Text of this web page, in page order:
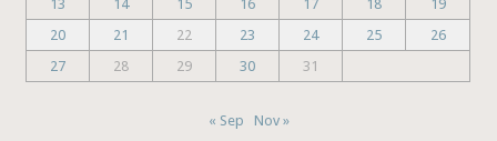
13
14 15 16 17 18
19
20
21 22 23 24 25
26
27
28 29 30 31
« Sep Nov »